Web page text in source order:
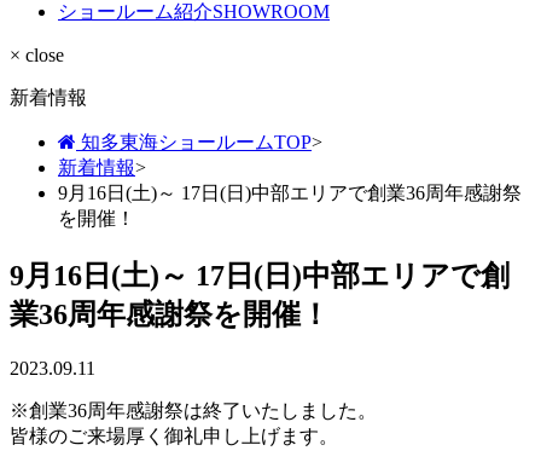
ショールーム紹介SHOWROOM
× close
新着情報
知多東海ショールームTOP>
新着情報>
9月16日(土)～ 17日(日)中部エリアで創業36周年感謝祭
を開催！
9月16日(土)～ 17日(日)中部エリアで創
業36周年感謝祭を開催！
2023.09.11
※創業36周年感謝祭は終了いたしました。
皆様のご来場厚く御礼申し上げます。